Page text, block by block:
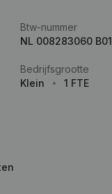
Btw-nummer
NL 008283060 B01
Bedrijfsgrootte
Klein
1 FTE